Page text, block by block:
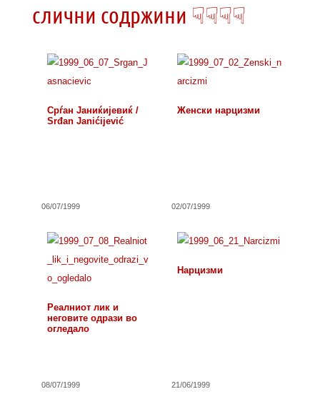
слични содржини ☟☟☟☟
Срѓан Јаниќиjевиќ /
Srđan Janićijević
06/07/1999
Женски нарцизми
02/07/1999
Реалниот лик и
неговите одрази во
огледало
08/07/1999
Нарцизми
21/06/1999